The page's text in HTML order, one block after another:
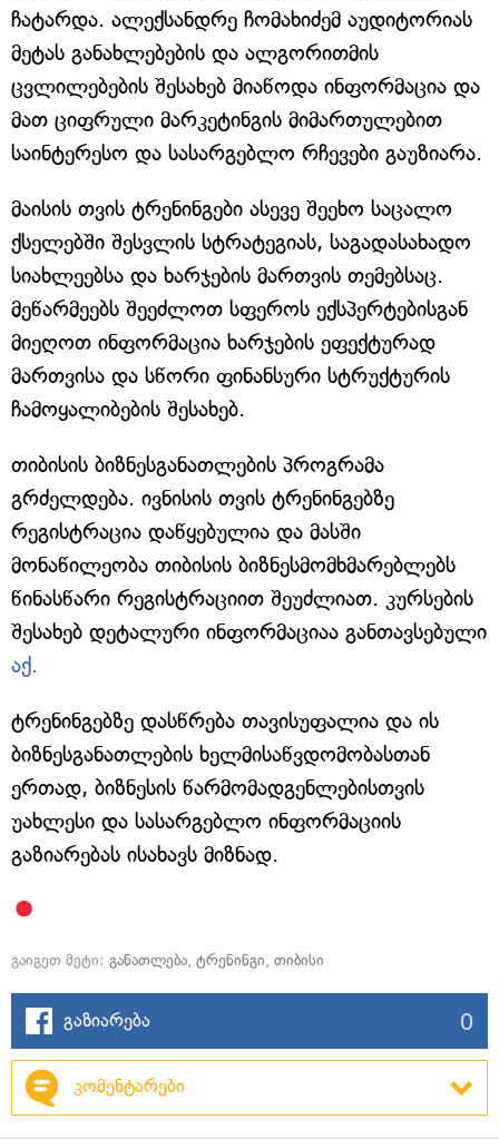
ჩატარდა. ალექსანდრე ჩომახიძემ აუდიტორიას
მეტას განახლებების და ალგორითმის
ცვლილებების შესახებ მიაწოდა ინფორმაცია და
მათ ციფრული მარკეტინგის მიმართულებით
საინტერესო და სასარგებლო რჩევები გაუზიარა.
მაისის თვის ტრენინგები ასევე შეეხო საცალო
ქსელებში შესვლის სტრატეგიას, საგადასახადო
სიახლეებსა და ხარჯების მართვის თემებსაც.
მეწარმეებს შეეძლოთ სფეროს ექსპერტებისგან
მიეღოთ ინფორმაცია ხარჯების ეფექტურად
მართვისა და სწორი ფინანსური სტრუქტურის
ჩამოყალიბების შესახებ.
თიბისის ბიზნესგანათლების პროგრამა
გრძელდება. ივნისის თვის ტრენინგებზე
რეგისტრაცია დაწყებულია და მასში
მონაწილეობა თიბისის ბიზნესმომხმარებლებს
წინასწარი რეგისტრაციით შეუძლიათ. კურსების
შესახებ დეტალური ინფორმაციაა განთავსებული
აქ.
ტრენინგებზე დასწრება თავისუფალია და ის
ბიზნესგანათლების ხელმისაწვდომობასთან
ერთად, ბიზნესის წარმომადგენლებისთვის
უახლესი და სასარგებლო ინფორმაციის
გაზიარებას ისახავს მიზნად.
გაიგეთ მეტი: განათლება, ტრენინგი, თიბისი
გაზიარება 0
კომენტარები